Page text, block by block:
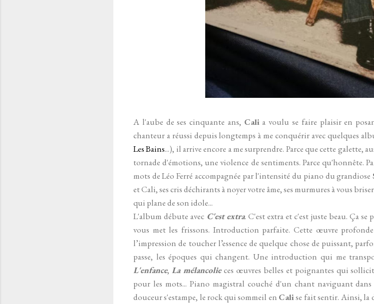
A l'aube de ses cinquante ans, Calia voulu se faire plaisir en
chanteur a réussi depuis longtemps à me conquérir avec quelques
Les Bains...), il arrive encore a me surprendre. Parce que cette galette,
tornade d'émotions, une violence de sentiments. Parce qu'honnête.
mots de Léo Ferré accompagnée par l'intensité du piano du grandiose
et Cali, ses cris déchirants à noyer votre âme, ses murmures à vous
qui plane de son idole...
L'album débute avec C'est extra. C'est extra et c'est juste beau. Ça
vous met les frissons. Introduction parfaite. Cette œuvre
l’impression de toucher l’essence de quelque chose de puissant,
passe, les époques qui changent. Une introduction qui me
L'enfance, La mélancolieces œuvres belles et poignantes qui
pour les mots... Piano magistral couché d'un chant naviguant
douceur s'estampe, le rock qui sommeil en Calise fait sentir. Ainsi, la